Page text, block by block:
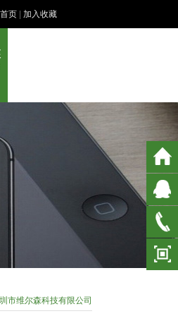
页 加入收藏
市维尔森科技有限公司